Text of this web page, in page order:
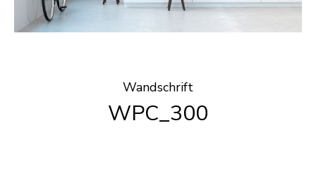
Wandschrift
WPC_300